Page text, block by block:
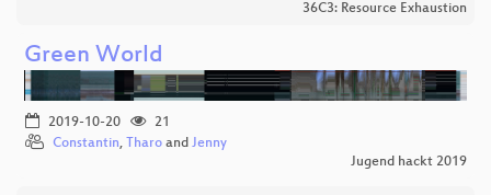
36C3: Resource Exhaustion
Green World
2019-10-20
21
Constantin, Tharo and Jenny
Jugend hackt 2019